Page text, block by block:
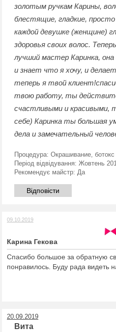
золотым ручкам Карины,
блестящие, гладкие,
каждой девушке (женщине)
здоровья своих волос.
лучший мастер Каринка,
и знает что я хочу, и
теперь я твой
твою работу, ты
счастливыми и красивыми,
себе) Каринка ты большая
дела и замечательный
Процедура: Окрашивание, ботокс
Період відвідування: Жовтень
Рекомендує майстр: Да
Відповісти
09.10.2019
Карина Гекова
Спасибо большое за обратную
понравилось. Буду рада видеть
20.09.2019
Вита